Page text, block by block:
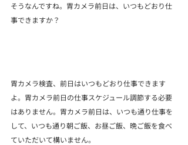
そうなんですね。胃カメラ前日は、いつもどおり仕
事できますか？
胃カメラ検査、前日はいつもどおり仕事できます
よ。胃カメラ前日の仕事スケジュール調節する必要
はありません。胃カメラ前日は、いつも通り仕事を
して、いつも通り朝ご飯、お昼ご飯、晩ご飯を食べ
ていただいて構いません。